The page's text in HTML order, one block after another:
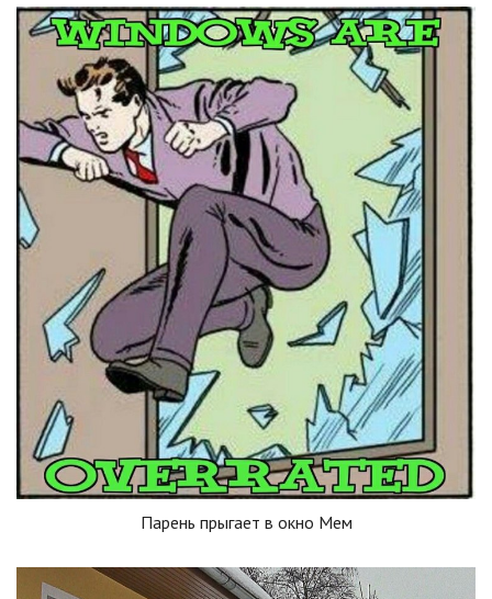
Парень прыгает в окно Мем